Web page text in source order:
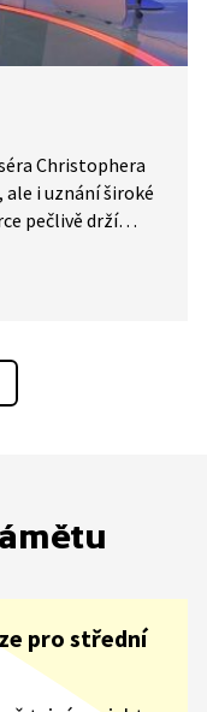
Christophera
i uznání široké
pečlivě drží
vědců
a odborník
pro střední